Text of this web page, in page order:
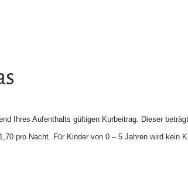
Ihres Aufenthalts gültigen Kurbeitrag. Dieser
pro Nacht. Für Kinder von 0 – 5 Jahren wird kein